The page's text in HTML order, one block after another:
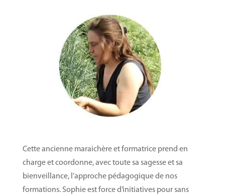
Cette ancienne maraichère et formatrice prend en
charge et coordonne, avec toute sa sagesse et sa
bienveillance, l’approche pédagogique de nos
formations. Sophie est force d’initiatives pour sans